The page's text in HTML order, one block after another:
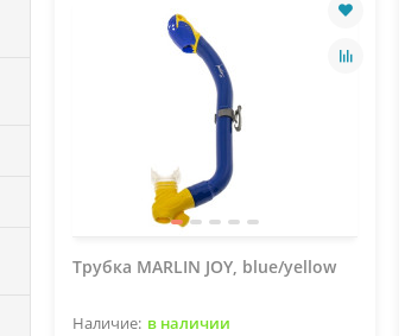
Трубка MARLIN JOY, blue/yellow
в наличии